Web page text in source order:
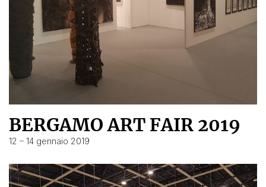
BERGAMO ART FAIR 2019
12 – 14 gennaio 2019